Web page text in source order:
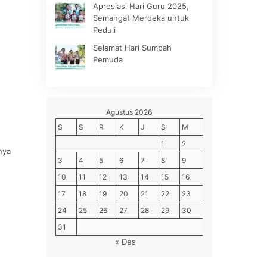
Apresiasi Hari Guru 2025,
Semangat Merdeka untuk
Peduli
Selamat Hari Sumpah
Pemuda
Agustus 2026
S
S R K J S
M
1
2
3
4 5 6 7 8
9
10
11 12 13 14 15
16
17
18 19 20 21 22
23
24
25 26 27 28 29
30
31
« Des